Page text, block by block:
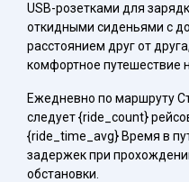
USB-розетками для
откидными сиденьями с
расстоянием друг от
комфортное путешествие
Ежедневно по маршруту
следует {ride_count}
{ride_time_avg} Время в
задержек при
обстановки.